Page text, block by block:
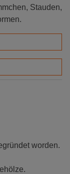
Stauden,
worden.